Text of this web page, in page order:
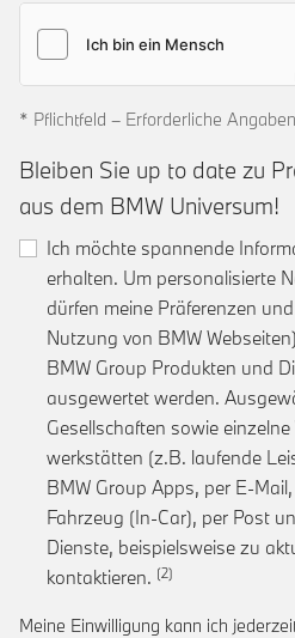
* Pflichtfeld – Erforderliche Angaben
Bleiben Sie up to date zu
aus dem BMW Universum!
Ich möchte spannende
erhalten. Um personalisierte
dürfen meine Präferenzen
Nutzung von BMW
BMW Group Produkten und
ausgewertet werden.
Gesellschaften sowie
werkstätten (z.B. laufende
BMW Group Apps, per E-
Fahrzeug (In-Car), per Post
Dienste, beispielsweise zu
kontaktieren. Link zur
Meine Einwilligung kann ich